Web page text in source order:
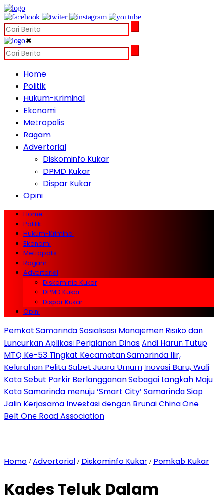
✖
Home
Politik
Hukum-Kriminal
Ekonomi
Metropolis
Ragam
Advertorial
Diskominfo Kukar
DPMD Kukar
Dispar Kukar
Opini
Home
Politik
Hukum-Kriminal
Ekonomi
Metropolis
Ragam
Advertorial
Diskominfo Kukar
DPMD Kukar
Dispar Kukar
Opini
Pemkot Samarinda Sosialisasi Manajemen Risiko dan
Luncurkan Aplikasi Perjalanan DinasAndi Harun Tutup
MTQ Ke-53 Tingkat Kecamatan Samarinda Ilir,
Kelurahan Pelita Sabet Juara Umum Inovasi Baru, Wali
Kota Sebut Parkir Berlangganan Sebagai Langkah Maju
Kota Samarinda menuju ‘Smart City’ Samarinda Siap
Jalin Kerjasama Investasi dengan Brunai China One
Belt One Road Association
Home /Advertorial / Diskominfo Kukar / Pemkab Kukar
Kades Teluk Dalam